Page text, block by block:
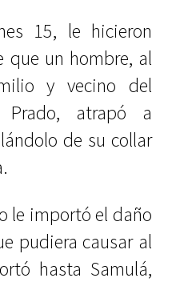
15, le hicieron
que un hombre, al
y vecino del
Prado, atrapó a
de su collar
le importó el daño
pudiera causar al
hasta Samulá,